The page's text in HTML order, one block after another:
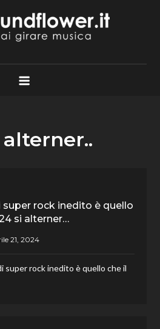
alterner..
super rock inedito è quello
si alterner…
super rock inedito è quello che il